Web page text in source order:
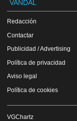
VANDAL
Redacción
Contactar
Publicidad / Advertising
Política de privacidad
Aviso legal
Política de cookies
VGChartz